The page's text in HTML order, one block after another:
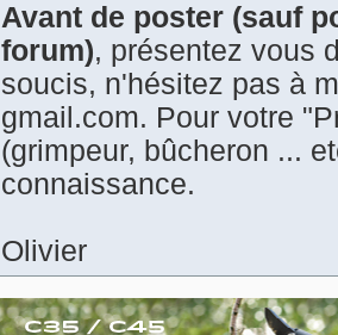
Avant de poster (sauf
forum), présentez vous
soucis, n'hésitez pas à
gmail.com. Pour votre
(grimpeur, bûcheron ...
connaissance.
Olivier